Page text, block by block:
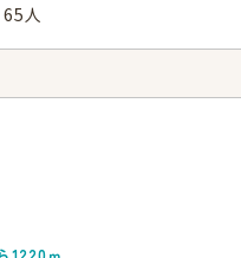
65人